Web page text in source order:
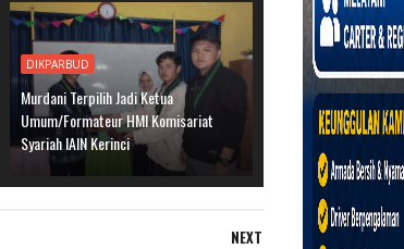
DIKPARBUD
Murdani Terpilih Jadi Ketua
Umum/Formateur HMI Komisariat
Syariah IAIN Kerinci
NEXT